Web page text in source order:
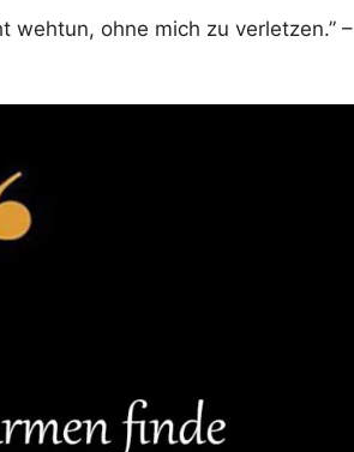
wehtun, ohne mich zu verletzen.” –